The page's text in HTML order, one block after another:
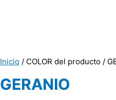
Inicio/ COLOR del producto /
GERANIO